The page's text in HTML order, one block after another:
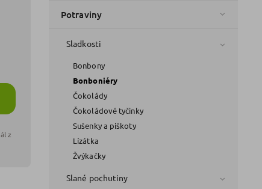
Potraviny
Sladkosti
Bonbony
Bonboniéry
Čokolády
Čokoládové tyčinky
Sušenky a piškoty
Lízátka
Žvýkačky
Slané pochutiny